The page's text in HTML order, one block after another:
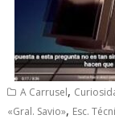
A Carrusel,
«Gral. Savio», Esc.